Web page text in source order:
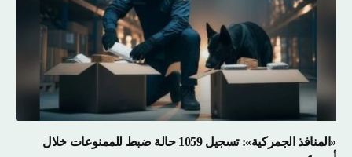
«المنافذ الجمركية»: تسجيل 1059 حالة ضبط للممنوعات خلال